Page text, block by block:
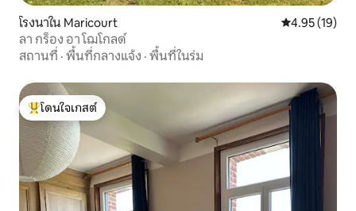
โรงนาใน Maricourt คะแนนเฉลี่ย
4.95 (19)
ลา กร็อง อา โฌโกลด์
สถานที่ · พื้นที่กลางแจ้ง · พื้นที่ในร่ม
โดนใจเกสต์ที่สุด
โดนใจเกสต์